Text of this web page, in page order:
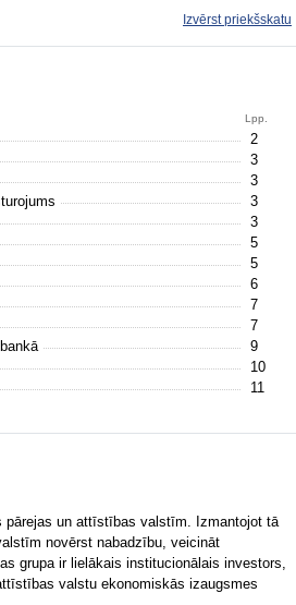
Izvērst priekšskatu
Lpp.
2
3
3
3
3
5
5
6
7
7
9
10
11
pārejas un attīstības valstīm. Izmantojot tā
novērst nabadzību, veicināt
grupa ir lielākais institucionālais investors,
valstu ekonomiskās izaugsmes